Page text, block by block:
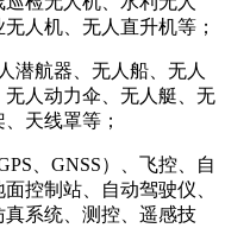
人机、无人直升机等；
潜航器、无人船、无人
人动力伞、无人艇、无
天线罩等；
、GNSS）、飞控、自
控制站、自动驾驶仪、
真系统、测控、遥感技